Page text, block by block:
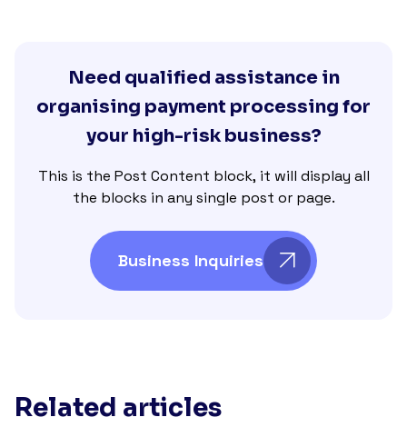
Need qualified assistance in
organising payment processing for
your high-risk business?
This is the Post Content block, it will display all
the blocks in any single post or page.
Business Inquiries
Related articles